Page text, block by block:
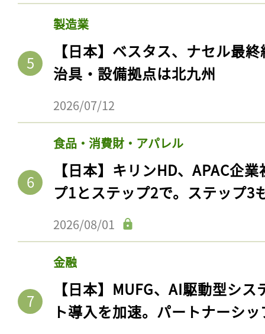
製造業
【日本】ベスタス、ナセル最
治具・設備拠点は北九州
2026/07/12
食品・消費財・アパレル
【日本】キリンHD、APAC企
プ1とステップ2で。ステップ3
2026/08/01
金融
【日本】MUFG、AI駆動型シ
ト導入を加速。パートナーシ
記事をお気に入りに
ログインが必
ログイン